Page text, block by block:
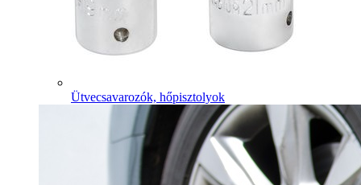
Ütvecsavarozók, hőpisztolyok